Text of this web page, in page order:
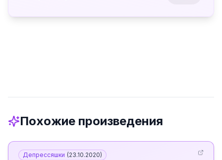
Похожие произведения
Депрессяшки (23.10.2020)